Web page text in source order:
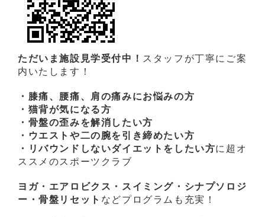
ただいま施設見学受付中！ スタッフが丁寧にご案
内いたします！
・膝痛、腰痛、肩の痛みにお悩みの方
・猫背が気になる方
・骨盤の歪みを解消したい方
・ウエストや二の腕を引き締めたい方
・リバウンドしないダイエットをしたい方に超オ
ススメのスポーツクラブ
ヨガ・エアロビクス・スイミング・シナプソロジ
ー・骨盤リセット などプログラムも充実！